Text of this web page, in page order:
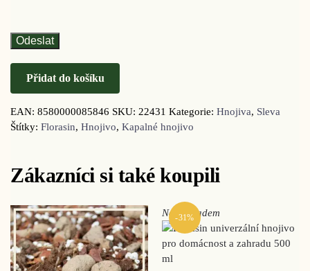
Přidat do košíku
EAN: 8580000085846 SKU: 22431 Kategorie: Hnojiva, Sleva
Štítky: Florasin, Hnojivo, Kapalné hnojivo
Zákazníci si také koupili
-31%
Není skladem